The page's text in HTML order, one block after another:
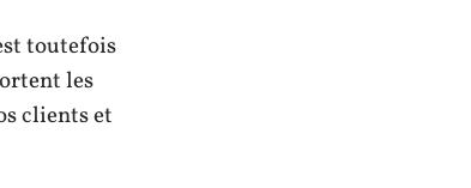
toutefois
les
clients et